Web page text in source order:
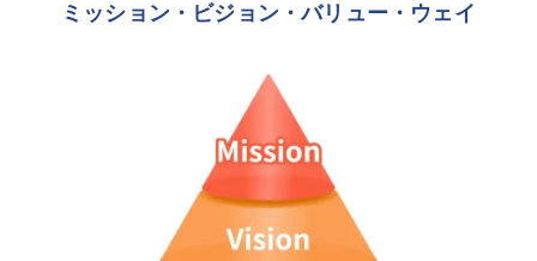
ミッション・ビジョン・バリュー・ウェイ